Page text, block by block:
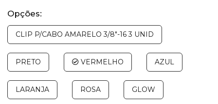
Opções:
CLIP P/CABO AMARELO 3/8"-16 3 UNID
PRETO VERMELHO AZUL
LARANJA ROSA GLOW